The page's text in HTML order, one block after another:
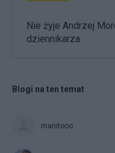
Nie żyje Andrzej
dziennikarza
Blogi na ten temat
manitooo